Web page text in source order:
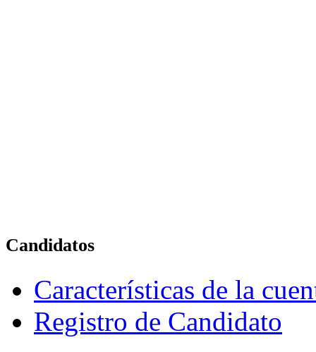
Candidatos
Características de la
Registro de Candidato